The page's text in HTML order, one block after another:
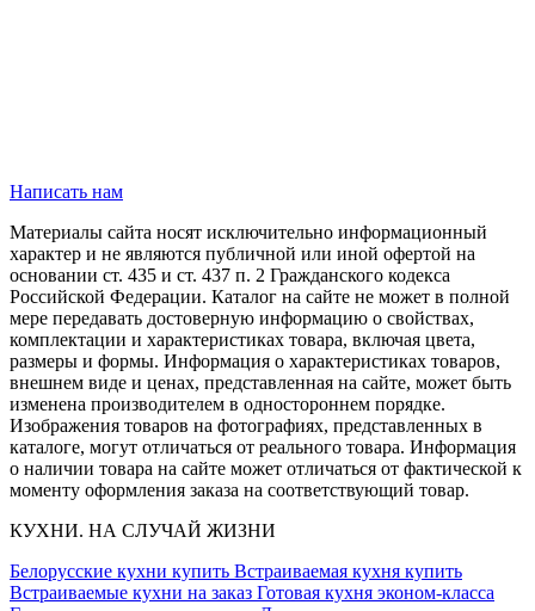
Написать нам
Материалы сайта носят исключительно информационный
характер и не являются публичной или иной офертой на
основании ст. 435 и ст. 437 п. 2 Гражданского кодекса
Российской Федерации. Каталог на сайте не может в полной
мере передавать достоверную информацию о свойствах,
комплектации и характеристиках товара, включая цвета,
размеры и формы. Информация о характеристиках товаров,
внешнем виде и ценах, представленная на сайте, может быть
изменена производителем в одностороннем порядке.
Изображения товаров на фотографиях, представленных в
каталоге, могут отличаться от реального товара. Информация
о наличии товара на сайте может отличаться от фактической к
моменту оформления заказа на соответствующий товар.
КУХНИ. НА СЛУЧАЙ ЖИЗНИ
Белорусские кухни купить Встраиваемая кухня купить
Встраиваемые кухни на заказ Готовая кухня эконом-класса